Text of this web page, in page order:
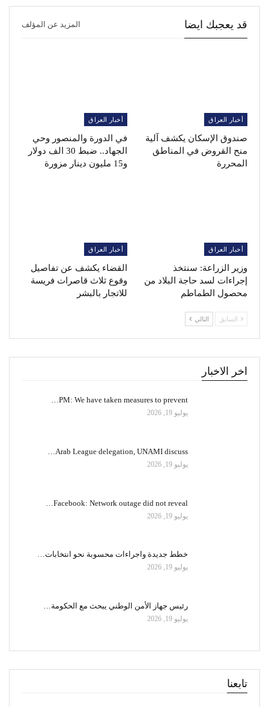
قد يعجبك ايضا المزيد عن المؤلف
أخبار العراق
صندوق الإسكان يكشف آلية
منح القروض في المناطق
المحررة
أخبار العراق
في الدورة والمنصور وحي
الجهاد.. ضبط 30 الف دولار
و15 مليون دينار مزورة
أخبار العراق
وزير الزراعة: سنتخذ
إجراءات لسد حاجة البلاد من
محصول الطماطم
أخبار العراق
القضاء يكشف عن تفاصيل
وقوع ثلاث قاصرات فريسة
للاتجار بالبشر
السابق التالي
اخر الاخبار
PM: We have taken measures to prevent…
يوليو 19, 2026
Arab League delegation, UNAMI discuss…
يوليو 19, 2026
Facebook: Network outage did not reveal…
يوليو 19, 2026
خطط جديدة واجراءات محسوبة نحو انتخابات…
يوليو 19, 2026
رئيس جهاز الأمن الوطني يبحث مع الحكومة…
يوليو 19, 2026
تابعنا